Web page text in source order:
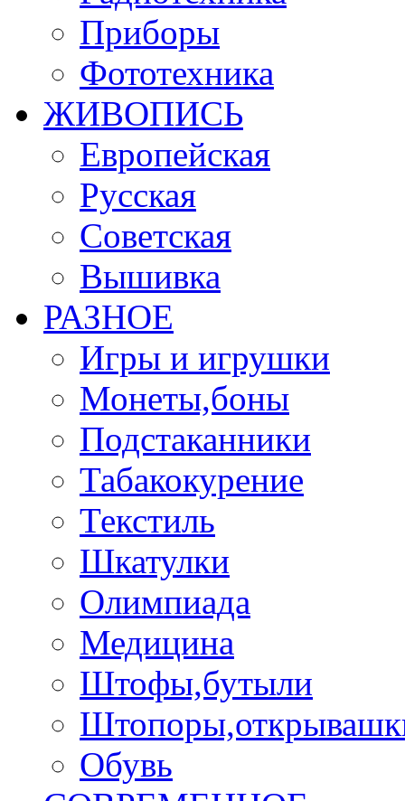
Приборы
Фототехника
ЖИВОПИСЬ
Европейская
Русская
Советская
Вышивка
РАЗНОЕ
Игры и игрушки
Монеты,боны
Подстаканники
Табакокурение
Текстиль
Шкатулки
Олимпиада
Медицина
Штофы,бутыли
Обувь